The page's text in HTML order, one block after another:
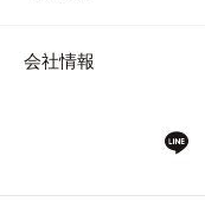
会社情報